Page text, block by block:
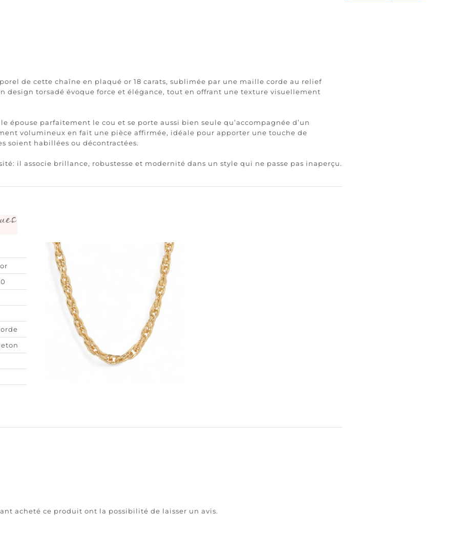
de cette chaîne en plaqué or 18 carats, sublimée par une maille corde au relief
design torsadé évoque force et élégance, tout en offrant une texture visuellement
épouse parfaitement le cou et se porte aussi bien seule qu’accompagnée d’un
volumineux en fait une pièce affirmée, idéale pour apporter une touche de
soient habillées ou décontractées.
il associe brillance, robustesse et modernité dans un style qui ne passe pas inaperçu.
acheté ce produit ont la possibilité de laisser un avis.